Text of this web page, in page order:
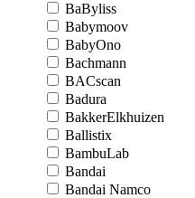
BaByliss
Babymoov
BabyOno
Bachmann
BACscan
Badura
BakkerElkhuizen
Ballistix
BambuLab
Bandai
Bandai Namco